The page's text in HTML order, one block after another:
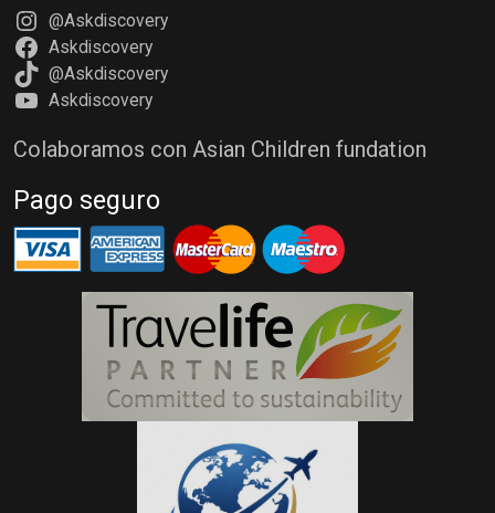
@Askdiscovery
Askdiscovery
@Askdiscovery
Askdiscovery
Colaboramos con Asian Children fundation
Pago seguro